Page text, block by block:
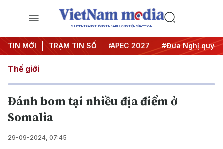
CHUYÊN TRANG THÔNG TIN ĐA PHƯƠNG TIỆN CỦA TTXVN
TIN MỚI TRẠM TIN SỐ
nghị Trung ương 3 #APEC 2027 #Đưa Nghị quyết
Thế giới
Đánh bom tại nhiều địa điểm ở
Somalia
29-09-2024, 07:45